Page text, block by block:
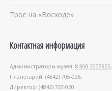
Трое на «Восходе»
Контактная информация
Администраторы музея: 8 800 2007922,
Планетарий: (4842) 705-026.
Директор: (4842) 705-020.